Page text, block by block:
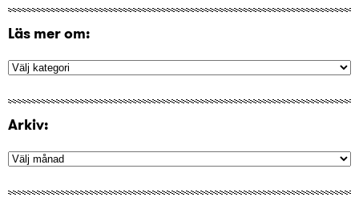
Läs mer om:
Arkiv: